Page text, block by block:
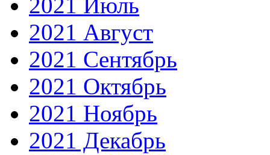
2021 Август
2021 Сентябрь
2021 Октябрь
2021 Ноябрь
2021 Декабрь